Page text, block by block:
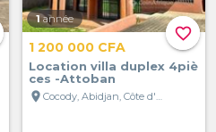
favorite_border
1 année
1 200 000 CFA
Location villa duplex 4piè
ces -Attoban
location_on